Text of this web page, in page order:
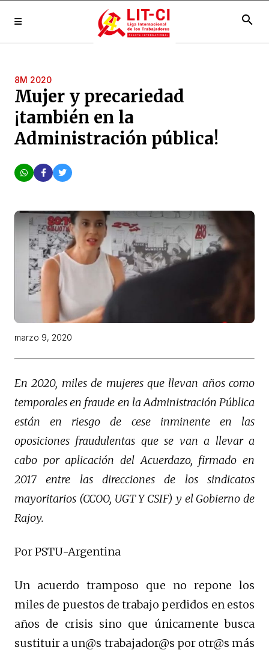
search
8M 2020
Mujer y precariedad
¡también en la
Administración pública!
marzo 9, 2020
En 2020, miles de mujeres que llevan años como
temporales en fraude en la Administración Pública
están en riesgo de cese inminente en las
oposiciones fraudulentas que se van a llevar a
cabo por aplicación del Acuerdazo, firmado en
2017 entre las direcciones de los sindicatos
mayoritarios (CCOO, UGT Y CSIF) y el Gobierno de
Rajoy.
Por PSTU-Argentina
Un acuerdo tramposo que no repone los
miles de puestos de trabajo perdidos en estos
años de crisis sino que únicamente busca
sustituir a un@s trabajador@s por otr@s más